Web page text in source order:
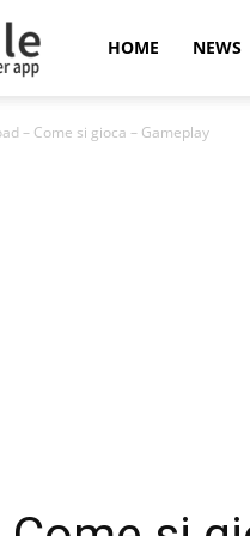
Super
Mobile
HOME NEWS
– Come si gioca – Gameplay